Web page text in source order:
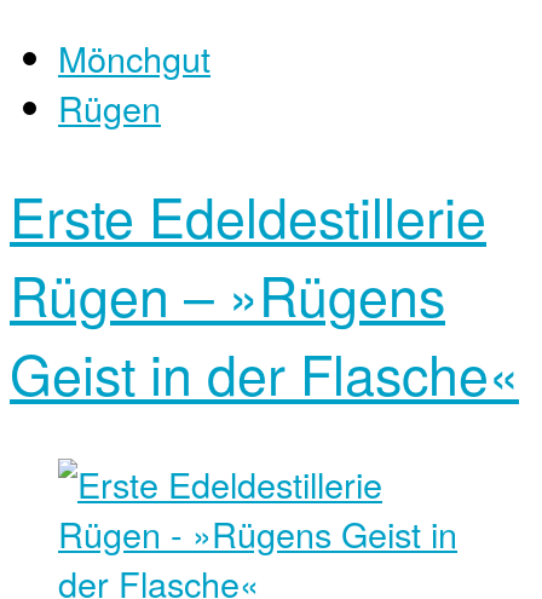
Mönchgut
Rügen
Erste Edeldestillerie
Rügen – »Rügens
Geist in der Flasche«